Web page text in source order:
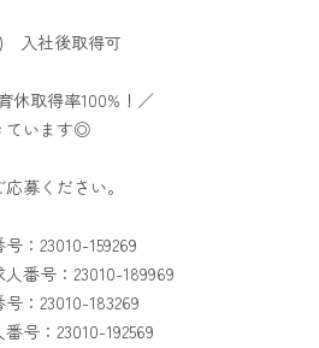
入社後取得可
休取得率100%！／
ています◎
募ください。
：23010-159269
番号：23010-189969
：23010-183269
号：23010-192569